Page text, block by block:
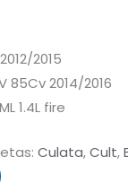
2015
85Cv 2014/2016
1.4L fire
Culata,Cult,